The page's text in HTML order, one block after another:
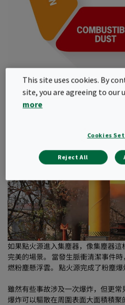
如果點火源進入集塵器，像集塵器
完美的場景。 當發生脈衝清潔事件
燃粉塵懸浮雲。 點火源完成了粉塵爆
雖然有些事故涉及一次爆炸，但更
爆炸可以驅散在周圍表面大面積積
This site uses cookies. By
site, you are agreeing to our
more
Cookies
Reject All